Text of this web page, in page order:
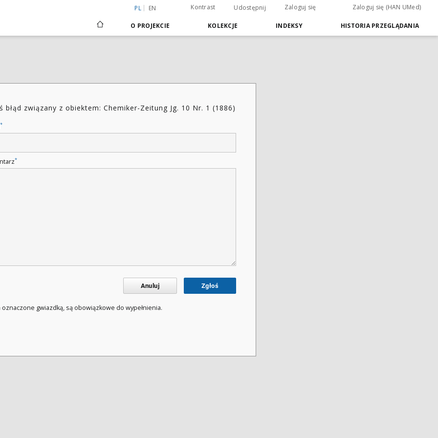
PL EN Kontrast Udostępnij Zaloguj się Zaloguj się (HAN UMed)
O PROJEKCIE KOLEKCJE INDEKSY HISTORIA PRZEGLĄDANIA
błąd związany z obiektem: Chemiker-Zeitung Jg. 10 Nr. 1 (1886)
*
*
Anuluj Zgłoś
oznaczone gwiazdką, są obowiązkowe do wypełnienia.